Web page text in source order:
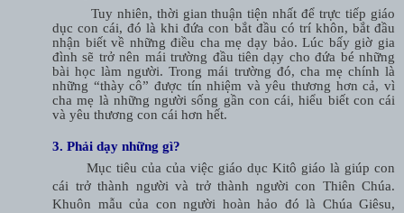
Tuy nhiên, thời gian thuận tiện nhất để trực tiếp giáo
dục con cái, đó là khi đứa con bắt đầu có trí khôn, bắt đầu
nhận biết về những điều cha mẹ dạy bảo. Lúc bấy giờ gia
đình sẽ trở nên mái trường đầu tiên dạy cho đứa bé những
bài học làm người. Trong mái trường đó, cha mẹ chính là
những “thày cô” được tín nhiệm và yêu thương hơn cả, vì
cha mẹ là những người sống gần con cái, hiểu biết con cái
và yêu thương con cái hơn hết.
3. Phải dạy những gì?
Mục tiêu của của việc giáo dục Kitô giáo là giúp con
cái trở thành người và trở thành người con Thiên Chúa.
Khuôn mẫu của con người hoàn hảo đó là Chúa Giêsu,